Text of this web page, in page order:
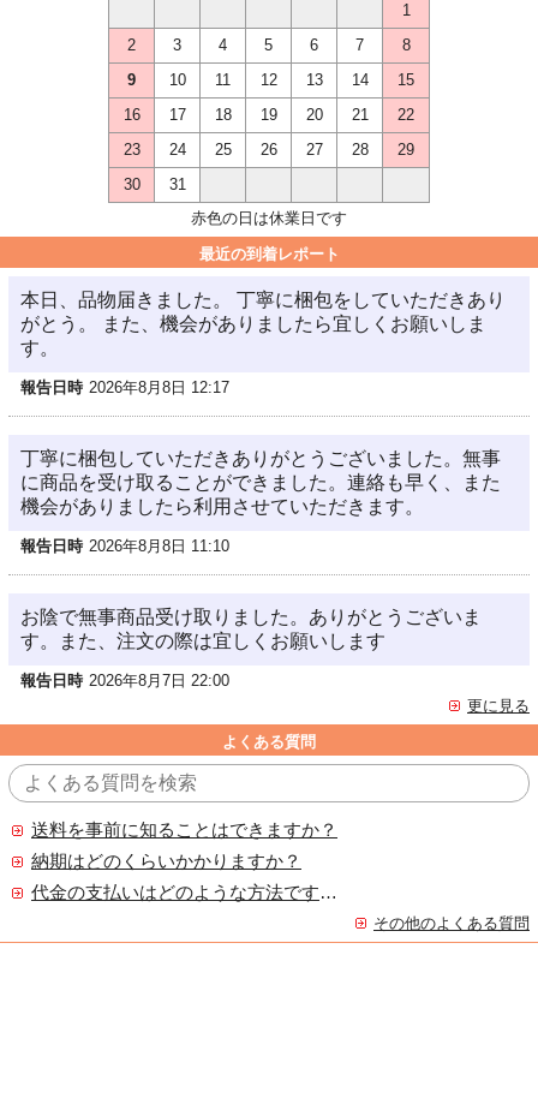
1
2
3 4 5 6 7
8
9
10 11 12 13 14
15
16
17 18 19 20 21
22
23
24 25 26 27 28
29
30
31
赤色の日は休業日です
最近の到着レポート
本日、品物届きました。 丁寧に梱包をしていただきあり
がとう。 また、機会がありましたら宜しくお願いしま
す。
報告日時 2026年8月8日 12:17
丁寧に梱包していただきありがとうございました。無事
に商品を受け取ることができました。連絡も早く、また
機会がありましたら利用させていただきます。
報告日時 2026年8月8日 11:10
お陰で無事商品受け取りました。ありがとうございま
す。また、注文の際は宜しくお願いします
報告日時 2026年8月7日 22:00
更に見る
よくある質問
送料を事前に知ることはできますか？
納期はどのくらいかかりますか？
代金の支払いはどのような方法ですか？
その他のよくある質問